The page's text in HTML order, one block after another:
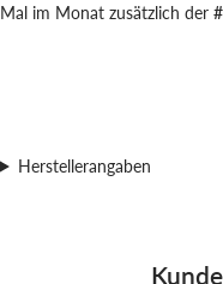
Mal im Monat zusätzlich der
Herstellerangaben